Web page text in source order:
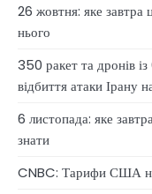
26 жовтня: яке завтра
нього
350 ракет та дронів
відбиття атаки Ірану
6 листопада: яке
знати
CNBC: Тарифи США на